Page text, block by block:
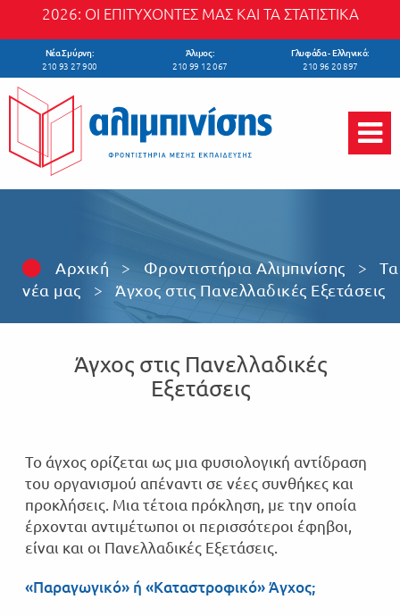
Skip to main content
2026: ΟΙ ΕΠΙΤΥΧΟΝΤΕΣ ΜΑΣ ΚΑΙ ΤΑ ΣΤΑΤΙΣΤΙΚΑ
Νέα Σμύρνη:
210 93 27 900
Άλιμος:
210 99 12 067
Γλυφάδα - Ελληνικό:
210 96 20 897
Αρχική > Φροντιστήρια Αλιμπινίσης >
Τα
νέα μας
> Άγχος στις Πανελλαδικές Εξετάσεις
Άγχος στις Πανελλαδικές
Εξετάσεις
Το άγχος ορίζεται ως μια φυσιολογική αντίδραση
του οργανισμού απέναντι σε νέες συνθήκες και
προκλήσεις. Μια τέτοια πρόκληση, με την οποία
έρχονται αντιμέτωποι οι περισσότεροι έφηβοι,
είναι και οι Πανελλαδικές Εξετάσεις.
«Παραγωγικό» ή «Καταστροφικό» Άγχος;